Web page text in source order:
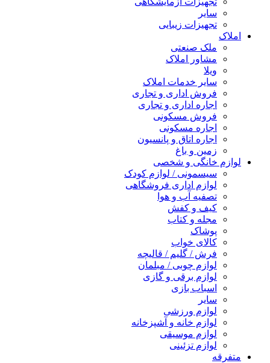
سایر
تجهیزات زیبایی
املاک
ملک صنعتی
مشاور املاک
ویلا
سایر خدمات املاک
فروش اداری و تجاری
اجاره اداری و تجاری
فروش مسکونی
اجاره مسکونی
اجاره اتاق و پانسیون
زمین و باغ
لوازم خانگی و شخصی
سیسمونی / لوازم کودک
لوازم اداری فروشگاهی
تصفیه آب و هوا
کیف و کفش
مجله و کتاب
پوشاک
کالای خواب
فرش / گلیم / قالیچه
لوازم چوبی / مبلمان
لوازم برقی و گازی
اسباب بازی
سایر
لوازم ورزشی
لوازم خانه و آشپزخانه
لوازم موسیقی
لوازم تزئینی
متفرقه